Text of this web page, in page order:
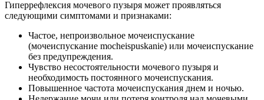
Гиперрефлексия мочевого пузыря может проявляться
следующими симптомами и признаками:
Частое, непроизвольное мочеиспускание
(мочеиспускание mocheispuskanie) или мочеиспускание
без предупреждения.
Чувство несостоятельности мочевого пузыря и
необходимость постоянного мочеиспускания.
Повышенное частота мочеиспускания днем и ночью.